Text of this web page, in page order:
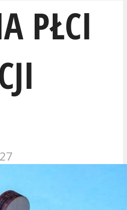
PŁCI